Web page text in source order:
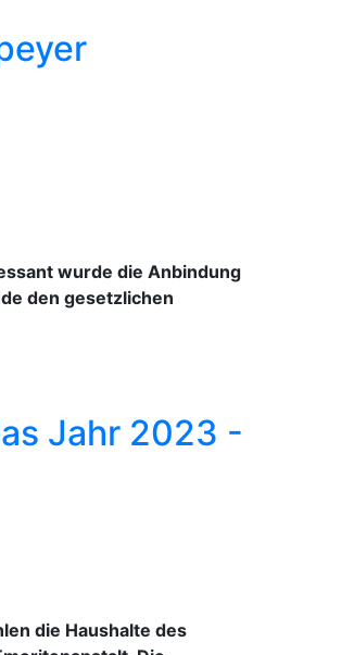
wurde die Anbindung
den gesetzlichen
Jahr 2023 -
die Haushalte des